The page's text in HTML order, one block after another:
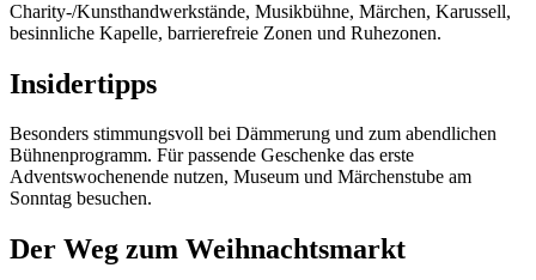
Charity-/Kunsthandwerkstände, Musikbühne, Märchen, Karussell,
besinnliche Kapelle, barrierefreie Zonen und Ruhezonen.
Insidertipps
Besonders stimmungsvoll bei Dämmerung und zum abendlichen
Bühnenprogramm. Für passende Geschenke das erste
Adventswochenende nutzen, Museum und Märchenstube am
Sonntag besuchen.
Der Weg zum Weihnachtsmarkt